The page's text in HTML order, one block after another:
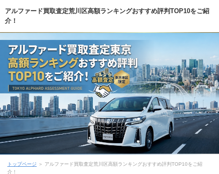
アルファード買取査定荒川区高額ランキングおすすめ評判TOP10をご紹
介！
トップページ ＞ アルファード買取査定荒川区高額ランキングおすすめ評判TOP10をご紹
介！